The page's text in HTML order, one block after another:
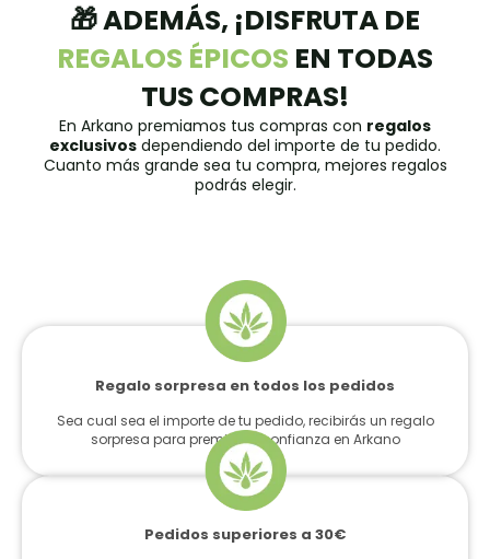
🎁 ADEMÁS, ¡DISFRUTA DE
REGALOS ÉPICOS EN TODAS
TUS COMPRAS!
En Arkano premiamos tus compras con regalos
exclusivos dependiendo del importe de tu pedido.
Cuanto más grande sea tu compra, mejores regalos
podrás elegir.
Regalo sorpresa en todos los pedidos
Sea cual sea el importe de tu pedido, recibirás un regalo
sorpresa para premiar tu confianza en Arkano
Pedidos superiores a 30€